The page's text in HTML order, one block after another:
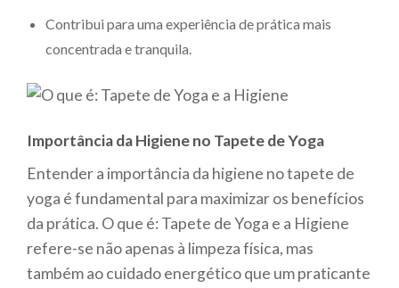
Contribui para uma experiência de prática mais
concentrada e tranquila.
Importância da Higiene no Tapete de Yoga
Entender a importância da higiene no tapete de
yoga é fundamental para maximizar os benefícios
da prática. O que é: Tapete de Yoga e a Higiene
refere-se não apenas à limpeza física, mas
também ao cuidado energético que um praticante